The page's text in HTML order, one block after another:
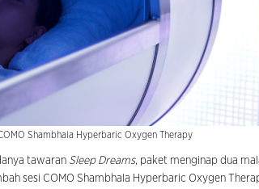
Shambhala Hyperbaric Oxygen Therapy
tawaran Sleep Dreams, paket menginap dua
sesi COMO Shambhala Hyperbaric Oxygen